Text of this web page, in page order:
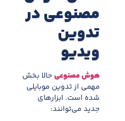
مصنوعی در
تدوین
ویدیو
هوش مصنوعی حالا بخش
مهمی از تدوین موبایلی
شده است. ابزارهای
جدید می‌توانند: